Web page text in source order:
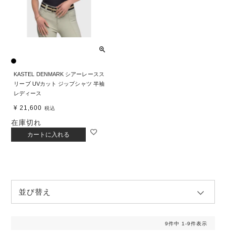
KASTEL DENMARK シアーレースス
リーブ UVカット ジップシャツ 半袖
レディース
¥ 21,600 税込
在庫切れ
カートに入れる
並び替え
9件中 1-9件表示